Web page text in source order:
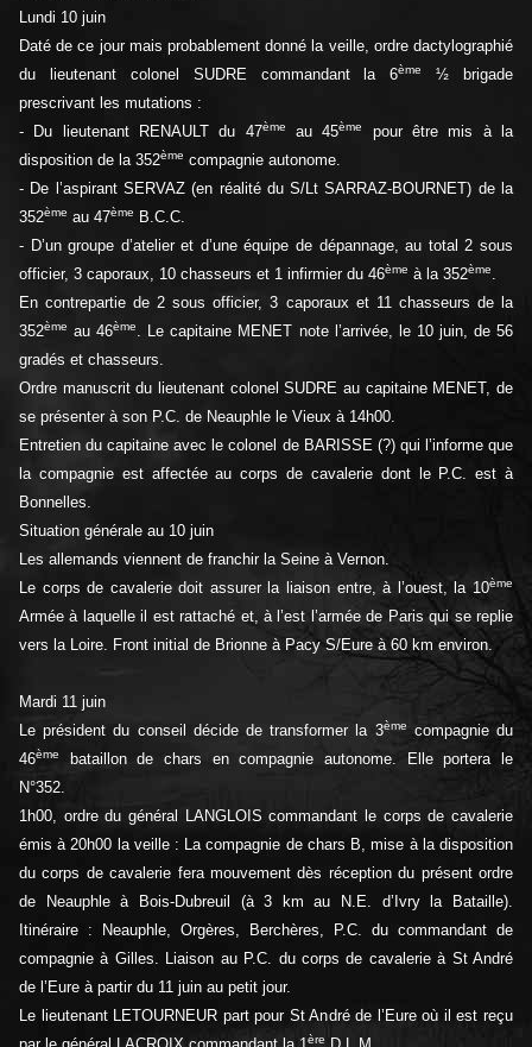
Lundi 10 juin
Daté de ce jour mais probablement donné la veille, ordre dactylographié
du lieutenant colonel SUDRE commandant la 6ème
½ brigade
prescrivant les mutations :
- Du lieutenant RENAULT du 47ème au 45ème
pour être mis à la
disposition de la 352ème compagnie autonome.
- De l’aspirant SERVAZ (en réalité du S/Lt SARRAZ-BOURNET) de la
352ème au 47ème
B.C.C.
- D’un groupe d’atelier et d’une équipe de dépannage, au total 2 sous
officier, 3 caporaux, 10 chasseurs et 1 infirmier du 46ème à la 352ème.
En contrepartie de 2 sous officier, 3 caporaux et 11 chasseurs de la
352ème au 46ème. Le capitaine MENET note l’arrivée, le 10 juin, de 56
gradés et chasseurs.
Ordre manuscrit du lieutenant colonel SUDRE au capitaine MENET, de
se présenter à son P.C. de Neauphle le Vieux à 14h00.
Entretien du capitaine avec le colonel de BARISSE (?) qui l’informe que
la compagnie est affectée au corps de cavalerie dont le P.C. est à
Bonnelles.
Situation générale au 10 juin
Les allemands viennent de franchir la Seine à Vernon.
Le corps de cavalerie doit assurer la liaison entre, à l’ouest, la 10ème
Armée à laquelle il est rattaché et, à l’est l’armée de Paris qui se replie
vers la Loire. Front initial de Brionne à Pacy S/Eure à 60 km environ.
Mardi 11 juin
Le président du conseil décide de transformer la 3ème
compagnie du
46ème
bataillon de chars en compagnie autonome. Elle portera le
N°352.
1h00, ordre du général LANGLOIS commandant le corps de cavalerie
émis à 20h00 la veille : La compagnie de chars B, mise à la disposition
du corps de cavalerie fera mouvement dès réception du présent ordre
de Neauphle à Bois-Dubreuil (à 3 km au N.E. d’Ivry la Bataille).
Itinéraire : Neauphle, Orgères, Berchères, P.C. du commandant de
compagnie à Gilles. Liaison au P.C. du corps de cavalerie à St André
de l’Eure à partir du 11 juin au petit jour.
Le lieutenant LETOURNEUR part pour St André de l’Eure où il est reçu
ère